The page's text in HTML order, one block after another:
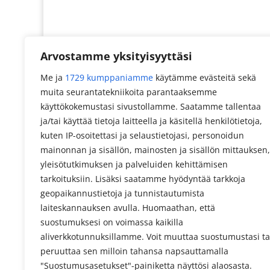
Arvostamme yksityisyyttäsi
Me ja 1729 kumppaniamme käytämme evästeitä sekä
muita seurantatekniikoita parantaaksemme
käyttökokemustasi sivustollamme. Saatamme tallentaa
ja/tai käyttää tietoja laitteella ja käsitellä henkilötietoja,
kuten IP-osoitettasi ja selaustietojasi, personoidun
mainonnan ja sisällön, mainosten ja sisällön mittauksen,
yleisötutkimuksen ja palveluiden kehittämisen
tarkoituksiin. Lisäksi saatamme hyödyntää tarkkoja
geopaikannustietoja ja tunnistautumista
laiteskannauksen avulla. Huomaathan, että
suostumuksesi on voimassa kaikilla
aliverkkotunnuksillamme. Voit muuttaa suostumustasi
peruuttaa sen milloin tahansa napsauttamalla
"Suostumusasetukset"-painiketta näyttösi alaosasta.